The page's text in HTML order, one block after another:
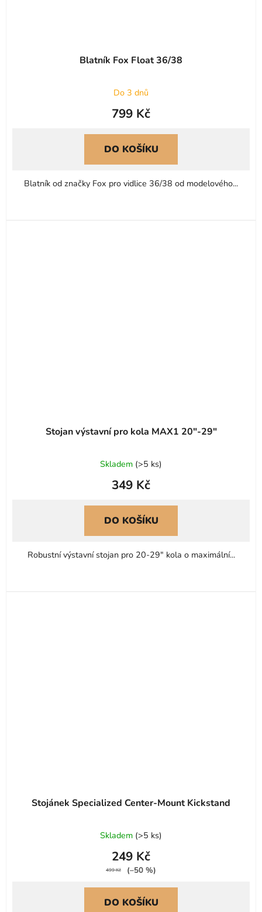
Blatník Fox Float 36/38
Do 3 dnů
799 Kč
DO KOŠÍKU
Blatník od značky Fox pro vidlice 36/38 od modelového...
Stojan výstavní pro kola MAX1 20"-29"
Skladem (>5 ks)
349 Kč
DO KOŠÍKU
Robustní výstavní stojan pro 20-29" kola o maximální...
Stojánek Specialized Center-Mount Kickstand
Skladem (>5 ks)
249 Kč
499 Kč (–50 %)
DO KOŠÍKU